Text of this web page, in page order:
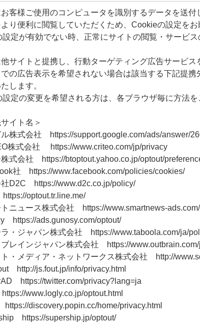
客様ご使用のコンピュータを識別するデータを送
り便利に閲覧していただくため、Cookieの設定をお
定が有効でない時、正常にサイトの閲覧・サービス
サイトと提携し、行動ターゲティング広告サービス
の広告表示を希望されない場合は該当する下記提
します。
定の変更を希望される方は、各ブラウザ毎に方法を
イト名＞
ル株式会社 https://support.google.com/ads/answer/
株式会社 https://www.criteo.com/jp/privacy
株式会社 https://btoptout.yahoo.co.jp/optout/
社 https://www.facebook.com/policies/cookies/
社D2C https://www.d2c.co.jp/policy/
optout.tr.line.me/
トニュース株式会社 https://www.smartnews-
https://ads.gunosy.com/optout/
ラ・ジャパン株式会社 https://www.taboola.com/ja/
ブレインジャパン株式会社 https://
ト・メディア・ネットワークス株式会社 http://
http://js.fout.jp/info/privacy.html
https://twitter.com/privacy?lang=ja
www.logly.co.jp/optout.html
https://discovery.popin.cc/home/privacy.html
https://supership.jp/optout/